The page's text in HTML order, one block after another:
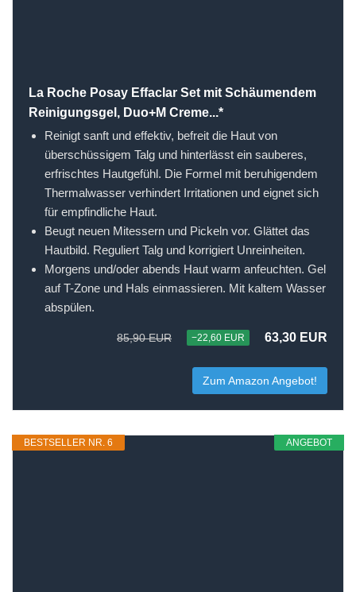
La Roche Posay Effaclar Set mit Schäumendem
Reinigungsgel, Duo+M Creme...*
Reinigt sanft und effektiv, befreit die Haut von
überschüssigem Talg und hinterlässt ein sauberes,
erfrischtes Hautgefühl. Die Formel mit beruhigendem
Thermalwasser verhindert Irritationen und eignet sich
für empfindliche Haut.
Beugt neuen Mitessern und Pickeln vor. Glättet das
Hautbild. Reguliert Talg und korrigiert Unreinheiten.
Morgens und/oder abends Haut warm anfeuchten. Gel
auf T-Zone und Hals einmassieren. Mit kaltem Wasser
abspülen.
85,90 EUR −22,60 EUR 63,30 EUR
Zum Amazon Angebot!
ANGEBOT
BESTSELLER NR. 6